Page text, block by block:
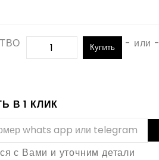
Купить - или -
В 1 КЛИК
с Вами и уточним детали